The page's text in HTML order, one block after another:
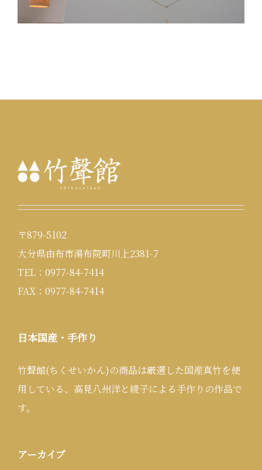
〒879-5102
大分県由布市湯布院町川上2381-7
TEL：0977-84-7414
FAX：0977-84-7414
日本国産・手作り
竹聲館(ちくせいかん)の商品は厳選した国産真竹を使
用している、高見八州洋と綾子による手作りの作品で
す。
アーカイブ